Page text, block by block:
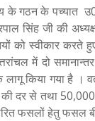
के गठन के पच्यात
सिंह जी की
को स्वीकार करते
में दो
किया गया है ।
की दर से तथा
फसलों हेतु फसल